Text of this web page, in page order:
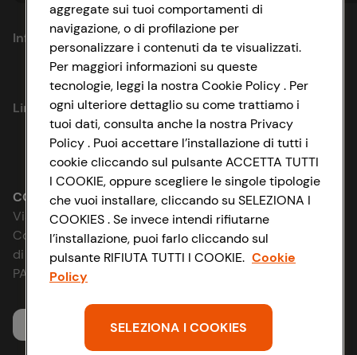
Informazioni
Privacy Policy
Cookie Policy
Impostazioni Cookie
Accessibilità
D&I e Parità di Genere
Strategia Fiscale
Link utili
Lavora con noi
Le cooperative
News & Approfondimenti
Richiami prodotto
Whistleblowing
CONAD SOCIETÀ COOPERATIVA
Via Michelino, 59 | 40127 BOLOGNA
Codice Fiscale e Registro Imprese
di Bologna 00865960157
PARTITA IVA 03320960374
Servizio clienti
aggregate sui tuoi comportamenti di
navigazione, o di profilazione per
personalizzare i contenuti da te visualizzati.
Per maggiori informazioni su queste
tecnologie, leggi la nostra Cookie Policy . Per
ogni ulteriore dettaglio su come trattiamo i
tuoi dati, consulta anche la nostra Privacy
Policy . Puoi accettare l’installazione di tutti i
cookie cliccando sul pulsante ACCETTA TUTTI
I COOKIE, oppure scegliere le singole tipologie
che vuoi installare, cliccando su SELEZIONA I
COOKIES . Se invece intendi rifiutarne
l’installazione, puoi farlo cliccando sul
pulsante RIFIUTA TUTTI I COOKIE. Cookie
Policy
SELEZIONA I COOKIES